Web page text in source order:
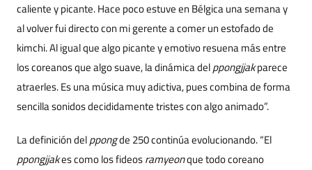
caliente y picante. Hace poco estuve en Bélgica una semana y
al volver fui directo con mi gerente a comer un estofado de
kimchi. Al igual que algo picante y emotivo resuena más entre
los coreanos que algo suave, la dinámica delppongjjakparece
atraerles. Es una música muy adictiva, pues combina de forma
sencilla sonidos decididamente tristes con algo animado”.
La definición delppongde 250 continúa evolucionando. “El
ppongjjakes como los fideosramyeonque todo coreano